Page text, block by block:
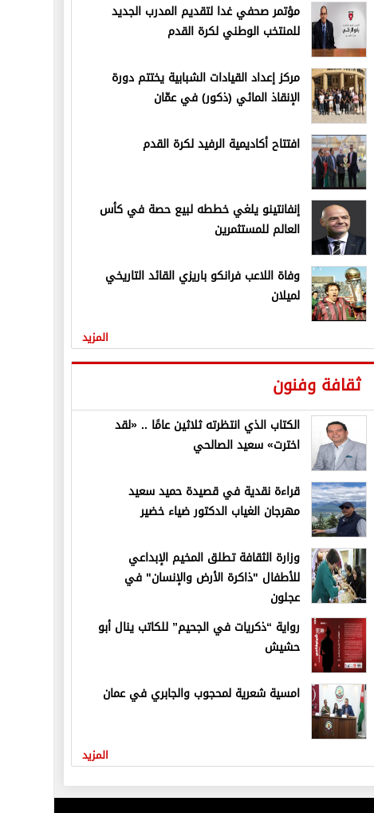
مؤتمر صحفي غدا لتقديم المدرب الجديد
للمنتخب الوطني لكرة القدم
مركز إعداد القيادات الشبابية يختتم دورة
الإنقاذ المائي (ذكور) في عمّان
افتتاح أكاديمية الرفيد لكرة القدم
إنفانتينو يلغي خططه لبيع حصة في كأس
العالم للمستثمرين
وفاة اللاعب فرانكو باريزي القائد التاريخي
لميلان
المزيد
ثقافة وفنون
الكتاب الذي انتظرته ثلاثين عامًا .. «لقد
اخترت» سعيد الصالحي
قراءة نقدية في قصيدة حميد سعيد
مهرجان الغياب الدكتور ضياء خضير
وزارة الثقافة تطلق المخيم الإبداعي
للأطفال "ذاكرة الأرض والإنسان" في
عجلون
رواية “ذكريات في الجحيم” للكاتب ينال أبو
حشيش
امسية شعرية لمحجوب والجابري في عمان
المزيد